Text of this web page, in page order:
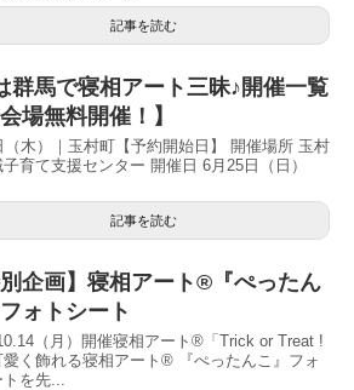
記事を読む
群馬で寝相アート三昧♪開催一覧
会場無料開催！】
（木）｜玉村町【予約開始日】 開催場所 玉村
育て支援センター 開催日 6月25日（日）
記事を読む
別企画】寝相アート®『ぺったん
ォトシート
（月）開催寝相アート®「Trick or Treat !
愛く飾れる寝相アート® 『ぺったんこ』フォ
トを先...